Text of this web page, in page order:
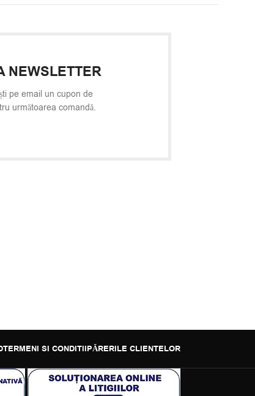
NEWSLETTER
pe email un cupon de
următoarea comandă.
TERMENI SI CONDITIIPĂRERILE CLIENTELOR